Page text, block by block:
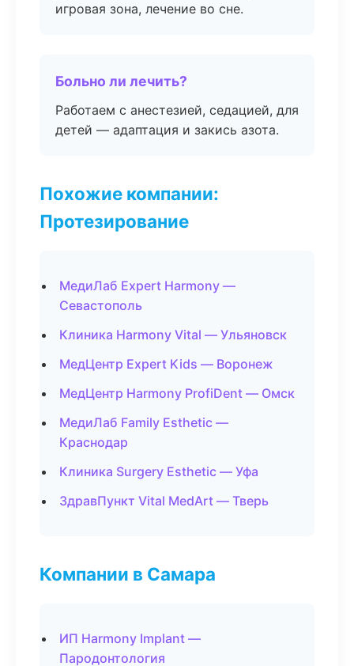
игровая зона, лечение во сне.
Больно ли лечить?
Работаем с анестезией, седацией, для
детей — адаптация и закись азота.
Похожие компании:
Протезирование
МедиЛаб Expert Harmony —
Севастополь
Клиника Harmony Vital — Ульяновск
МедЦентр Expert Kids — Воронеж
МедЦентр Harmony ProfiDent — Омск
МедиЛаб Family Esthetic —
Краснодар
Клиника Surgery Esthetic — Уфа
ЗдравПункт Vital MedArt — Тверь
Компании в Самара
ИП Harmony Implant —
Пародонтология